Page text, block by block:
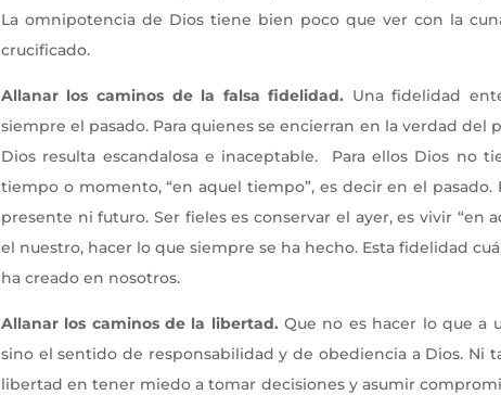
La omnipotencia de Dios tiene bien poco que ver con la
crucificado.
Allanar los caminos de la falsa fidelidad. Una fidelidad
siempre el pasado. Para quienes se encierran en la verdad del
Dios resulta escandalosa e inaceptable. Para ellos Dios no
tiempo o momento, “en aquel tiempo”, es decir en el
presente ni futuro. Ser fieles es conservar el ayer, es vivir “en
el nuestro, hacer lo que siempre se ha hecho. Esta fidelidad
ha creado en nosotros.
Allanar los caminos de la libertad. Que no es hacer lo que a
sino el sentido de responsabilidad y de obediencia a Dios. Ni
libertad en tener miedo a tomar decisiones y asumir